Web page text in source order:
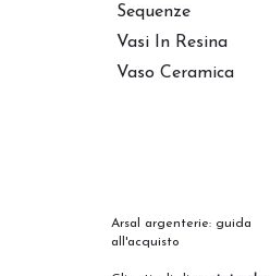
Sequenze
Vasi In Resina
Vaso Ceramica
Arsal argenterie: guida
all'acquisto